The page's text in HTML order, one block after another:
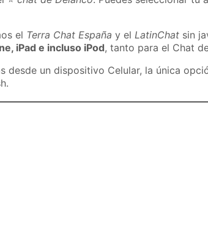
el Terra Chat España y elLatinChat sin
iPad e incluso iPod, tanto para el Chat
desde un dispositivo Celular, la única